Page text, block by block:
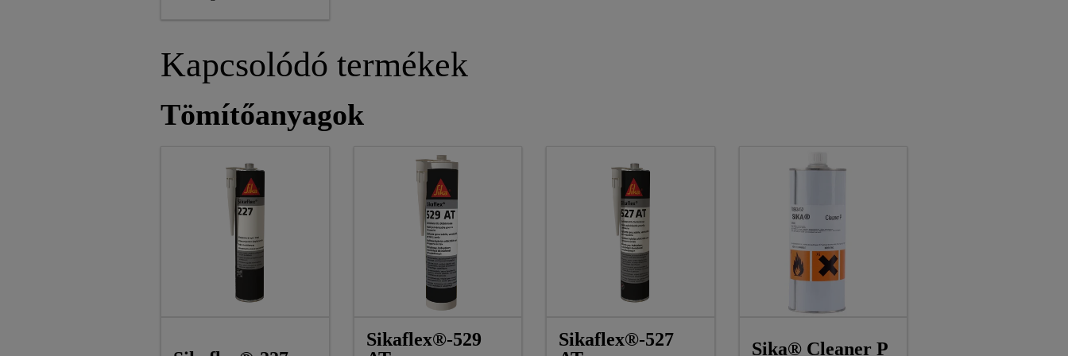
Kapcsolódó termékek
Tömítőanyagok
Sikaflex®-529
Sikaflex®-527
Sika® Cleaner P